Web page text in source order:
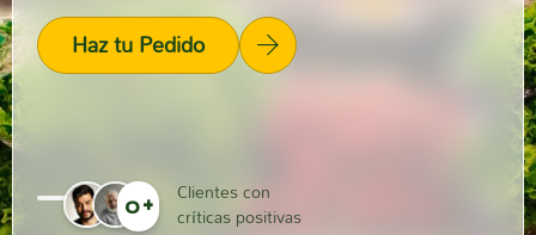
Haz tu Pedido
0+ Clientes con
críticas positivas